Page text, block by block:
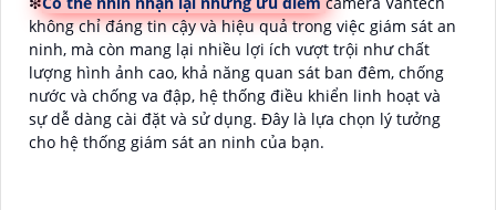
không chỉ đáng tin cậy và hiệu quả trong việc giám sát an
ninh, mà còn mang lại nhiều lợi ích vượt trội như chất
lượng hình ảnh cao, khả năng quan sát ban đêm, chống
nước và chống va đập, hệ thống điều khiển linh hoạt và
sự dễ dàng cài đặt và sử dụng. Đây là lựa chọn lý tưởng
cho hệ thống giám sát an ninh của bạn.